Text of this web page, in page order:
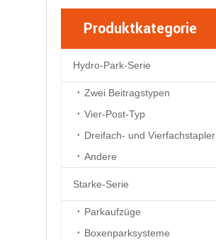
Produktkategorie
Hydro-Park-Serie
Zwei Beitragstypen
Vier-Post-Typ
Dreifach- und Vierfachstapler
Andere
Starke-Serie
Parkaufzüge
Boxenparksysteme